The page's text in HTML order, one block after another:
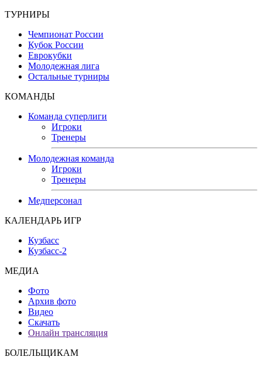
ТУРНИРЫ
Чемпионат России
Кубок России
Еврокубки
Молодежная лига
Остальные турниры
КОМАНДЫ
Команда суперлиги
Игроки
Тренеры
Молодежная команда
Игроки
Тренеры
Медперсонал
КАЛЕНДАРЬ ИГР
Кузбасс
Кузбасс-2
МЕДИА
Фото
Архив фото
Видео
Скачать
Онлайн трансляция
БОЛЕЛЬЩИКАМ